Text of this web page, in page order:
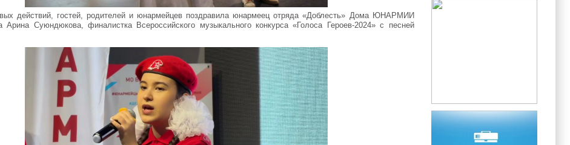
действий, гостей, родителей и юнармейцев поздравила юнармеец отряда «Доблесть» Дома ЮНАРМИИ
Арина Суюндюкова, финалистка Всероссийского музыкального конкурса «Голоса Героев-2024» с песней